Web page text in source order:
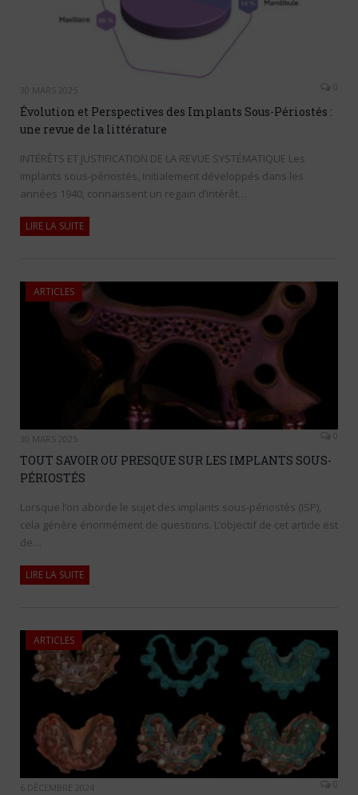
30 MARS 2025 0
Évolution et Perspectives des Implants Sous-Périostés :
une revue de la littérature
INTÉRÊTS ET JUSTIFICATION DE LA REVUE SYSTÉMATIQUE Les
implants sous-périostés, initialement développés dans les
années 1940, connaissent un regain d’intérêt…
LIRE LA SUITE
ARTICLES
30 MARS 2025 0
TOUT SAVOIR OU PRESQUE SUR LES IMPLANTS SOUS-
PÉRIOSTÉS
Lorsque l’on aborde le sujet des implants sous-périostés (ISP),
cela génère énormément de questions. L’objectif de cet article est
de…
LIRE LA SUITE
ARTICLES
6 DÉCEMBRE 2024 0